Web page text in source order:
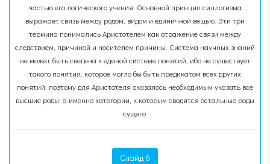
частью его логического учения. Основной принцип силлогизма
выражает связь между родом, видом и единичной вещью. Эти три
термина понимались Аристотелем как отражение связи между
следствием, причиной и носителем причины. Система научных знаний
не может быть сведена к единой системе понятий, ибо не существует
такого понятия, которое могло бы быть предикатом всех других
понятий: поэтому для Аристотеля оказалось необходимым указать все
высшие роды, а именно категории, к которым сводятся остальные роды
сущего.
Слайд 6